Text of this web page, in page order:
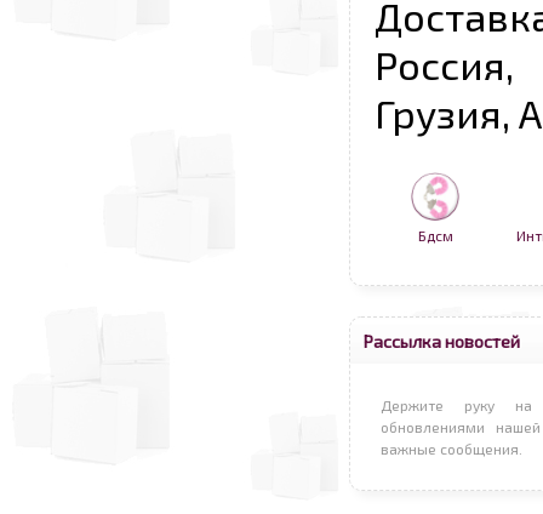
Грузия,
Бдсм
Рассылка новостей
Держите руку на
обновлениями
важные сообщения.